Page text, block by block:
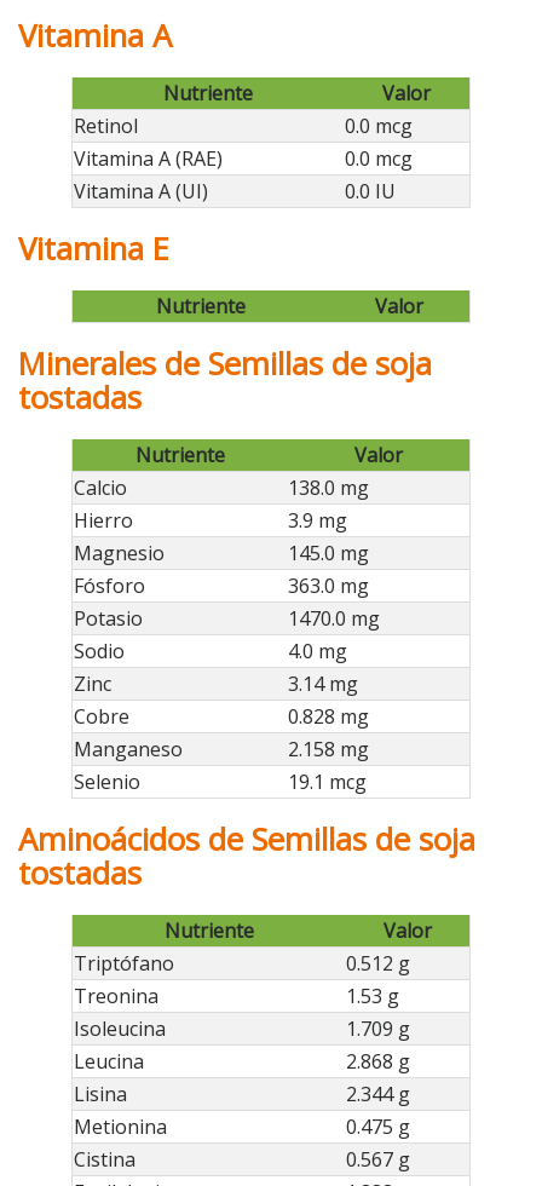
Vitamina A
Nutriente
Valor
Retinol
0.0 mcg
Vitamina A (RAE)
0.0 mcg
Vitamina A (UI)
0.0 IU
Vitamina E
Nutriente Valor
Minerales de Semillas de soja
tostadas
Nutriente
Valor
Calcio
138.0 mg
Hierro
3.9 mg
Magnesio
145.0 mg
Fósforo
363.0 mg
Potasio
1470.0 mg
Sodio
4.0 mg
Zinc
3.14 mg
Cobre
0.828 mg
Manganeso
2.158 mg
Selenio
19.1 mcg
Aminoácidos de Semillas de soja
tostadas
Nutriente
Valor
Triptófano
0.512 g
Treonina
1.53 g
Isoleucina
1.709 g
Leucina
2.868 g
Lisina
2.344 g
Metionina
0.475 g
Cistina
0.567 g